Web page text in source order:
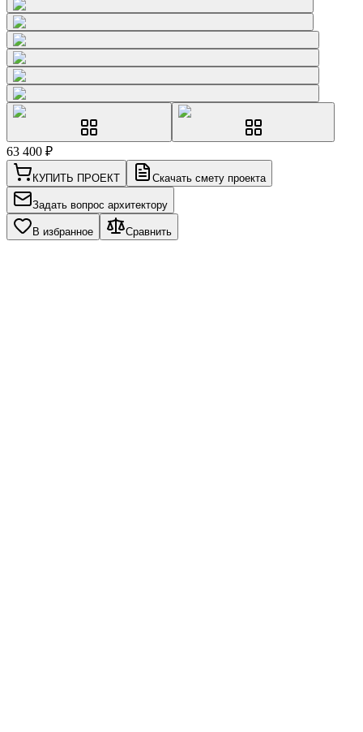
63 400 ₽
КУПИТЬ ПРОЕКТ Скачать смету проекта
Задать вопрос архитектору
В избранное Сравнить